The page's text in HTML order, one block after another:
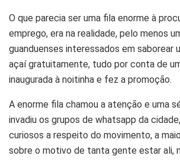
O que parecia ser uma fila enorme à
emprego, era na realidade, pelo menos
guanduenses interessados em saborear
açaí gratuitamente, tudo por conta de
inaugurada à noitinha e fez a promoção.
A enorme fila chamou a atenção e uma
invadiu os grupos de whatsapp da
curiosos a respeito do movimento, a
sobre o motivo de tanta gente estar ali,